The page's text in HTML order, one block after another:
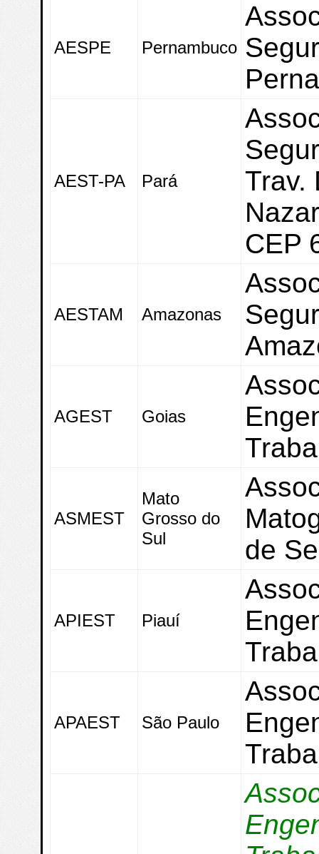
AESPE Pernambuco
AEST-PA Pará
Trav.
CEP
AESTAM Amazonas
AGEST Goias
ASMEST
Mato
Grosso do
Sul
de
APIEST Piauí
APAEST São Paulo